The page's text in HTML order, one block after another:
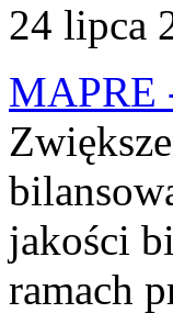
24 lipca
MAPRE
jakości
ramach